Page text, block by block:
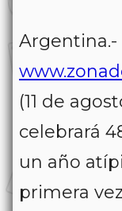
Argentina.-
(11 de
celebrará
un año
primera